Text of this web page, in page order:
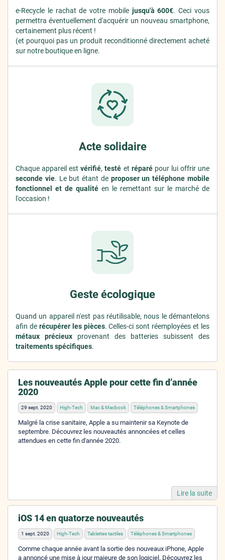
e-Recycle le rachat de votre mobile jusqu'à 600€. Ceci vous
permettra éventuellement d'acquérir un nouveau smartphone,
certainement plus récent !
(et pourquoi pas un produit reconditionné directement acheté
sur notre boutique en ligne.
Acte solidaire
Chaque appareil estvérifié,testé et réparépour lui offrir une
seconde vie. Le but étant de proposer un téléphone mobile
fonctionnel et de qualité en le remettant sur le marché de
l'occasion !
Geste écologique
Quand un appareil n'est pas réutilisable, nous le démantelons
afin de récupérer les pièces. Celles-ci sont réemployées et les
métaux précieux provenant des batteries subissent des
traitements spécifiques.
Les nouveautés Apple pour cette fin d’année
2020
29 sept. 2020 High-Tech Mac & Macbook Téléphones & Smartphones
Malgré la crise sanitaire, Apple a su maintenir sa Keynote de
septembre. Découvrez les nouveautés annoncées et celles
attendues en cette fin d'année 2020.
Lire la suite
iOS 14 en quatorze nouveautés
1 sept. 2020 High-Tech Tablettes tactiles Téléphones & Smartphones
Comme chaque année avant la sortie des nouveaux iPhone, Apple
a annoncé une mise à jour majeure de son logiciel. Découvrez les